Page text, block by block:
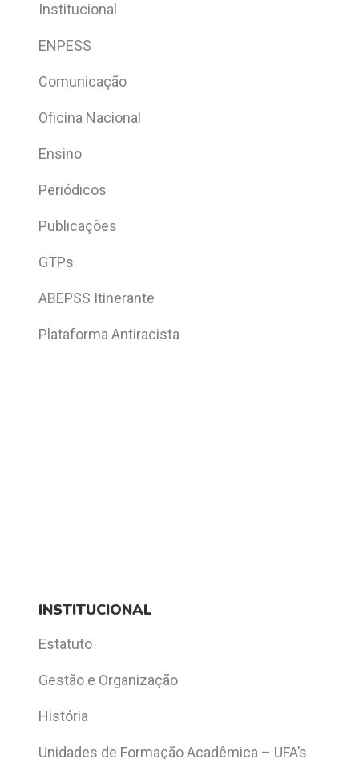
Institucional
ENPESS
Comunicação
Oficina Nacional
Ensino
Periódicos
Publicações
GTPs
ABEPSS Itinerante
Plataforma Antiracista
INSTITUCIONAL
Estatuto
Gestão e Organização
História
Unidades de Formação Acadêmica – UFA’s